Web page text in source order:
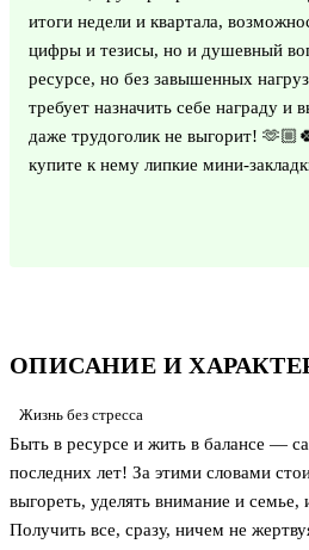
ОПИСАНИЕ И
Жизнь без стресса
Быть в ресурсе и жить в балансе —
последних лет! За этими словами
выгореть, уделять внимание и семье,
Получить все, сразу, ничем не
итоги недели и квартала,
цифры и тезисы, но и душевный
ресурсе, но без завышенных
требует назначить себе награду
даже трудоголик не выгорит!
купите к нему липкие мини-